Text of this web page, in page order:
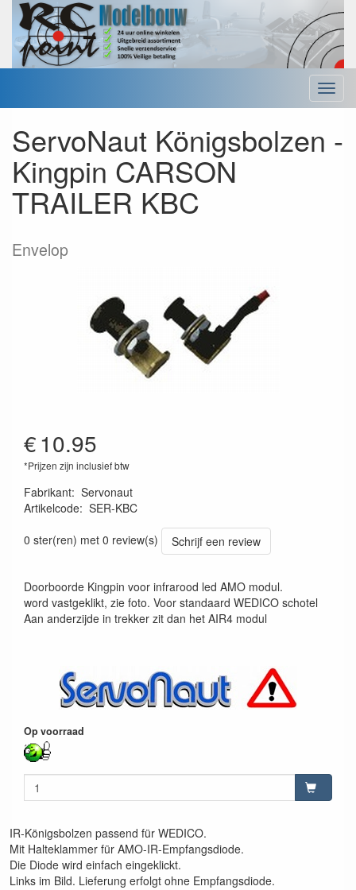
Menu
ServoNaut Königsbolzen -
Kingpin CARSON
TRAILER KBC
Envelop
€10.95
*Prijzen zijn inclusief btw
Fabrikant: Servonaut
Artikelcode: SER-KBC
0 ster(ren) met 0 review(s)
Schrijf een review
Doorboorde Kingpin voor infrarood led AMO modul.
word vastgeklikt, zie foto. Voor standaard WEDICO schotel
Aan anderzijde in trekker zit dan het AIR4 modul
Op voorraad
IR-Königsbolzen passend für WEDICO.
Mit Halteklammer für AMO-IR-Empfangsdiode.
Die Diode wird einfach eingeklickt.
Links im Bild. Lieferung erfolgt ohne Empfangsdiode.